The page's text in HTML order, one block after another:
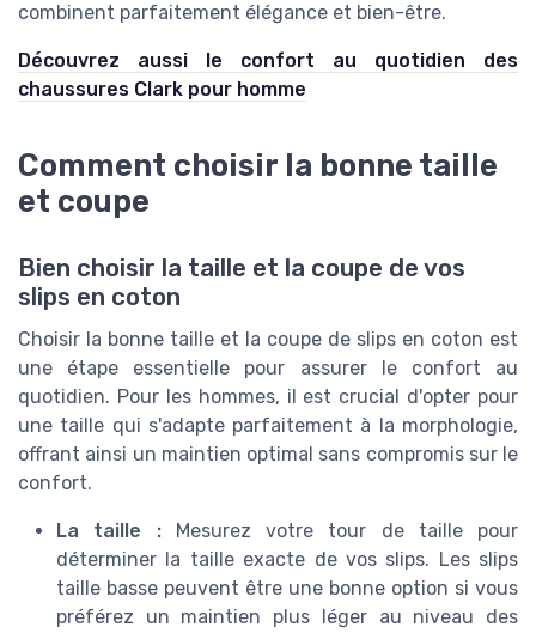
combinent parfaitement élégance et bien-être.
Découvrez aussi le confort au quotidien des
chaussures Clark pour homme
Comment choisir la bonne taille
et coupe
Bien choisir la taille et la coupe de vos
slips en coton
Choisir la bonne taille et la coupe de slips en coton est
une étape essentielle pour assurer le confort au
quotidien. Pour les hommes, il est crucial d'opter pour
une taille qui s'adapte parfaitement à la morphologie,
offrant ainsi un maintien optimal sans compromis sur le
confort.
La taille :Mesurez votre tour de taille pour
déterminer la taille exacte de vos slips. Les slips
taille basse peuvent être une bonne option si vous
préférez un maintien plus léger au niveau des